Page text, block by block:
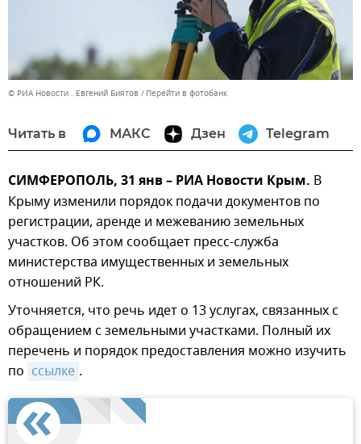
© РИА Новости . Евгений Биятов Перейти в фотобанк
Читать в МАКС Дзен Telegram
СИМФЕРОПОЛЬ, 31 янв – РИА Новости Крым. В
Крыму изменили порядок подачи документов по
регистрации, аренде и межеванию земельных
участков. Об этом сообщает пресс-служба
министерства имущественных и земельных
отношений РК.
Уточняется, что речь идет о 13 услугах, связанных с
обращением с земельными участками. Полный их
перечень и порядок предоставления можно изучить
по ссылке .